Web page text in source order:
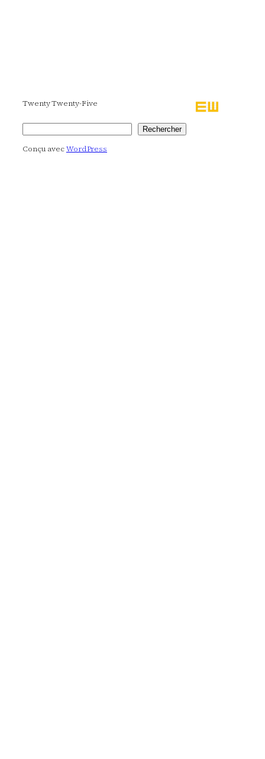
Twenty Twenty-Five
Rechercher
Conçu avecWordPress